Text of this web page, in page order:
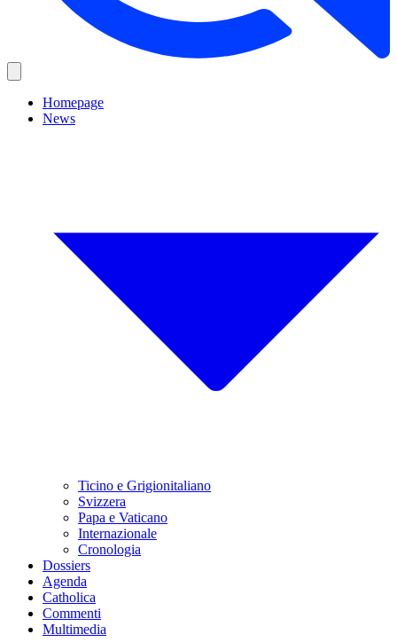
Homepage
News
Ticino e Grigionitaliano
Svizzera
Papa e Vaticano
Internazionale
Cronologia
Dossiers
Agenda
Catholica
Commenti
Multimedia